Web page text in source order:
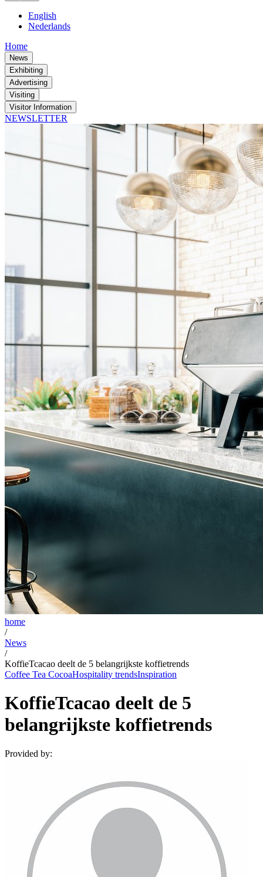
English
Nederlands
Home
News
Exhibiting
Advertising
Visiting
Visitor Information
NEWSLETTER
home
/
News
/
KoffieTcacao deelt de 5 belangrijkste koffietrends
Coffee Tea CocoaHospitality trendsInspiration
KoffieTcacao deelt de 5
belangrijkste koffietrends
Provided by: